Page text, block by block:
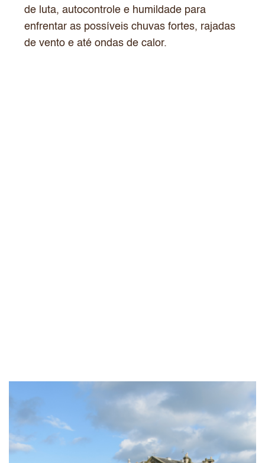
de luta, autocontrole e humildade para
enfrentar as possíveis chuvas fortes, rajadas
de vento e até ondas de calor.